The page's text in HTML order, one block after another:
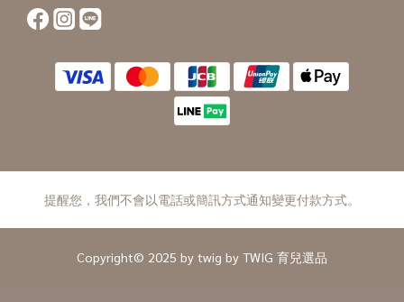
提醒您，我們不會以電話或簡訊方式通知變更付款方式。
Copyright© 2025 by twig by TWIG 育兒選品